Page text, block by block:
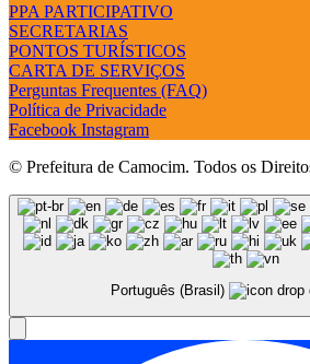
PPA PARTICIPATIVO
SECRETARIAS
PONTOS TURÍSTICOS
CARTA DE SERVIÇOS
Perguntas Frequentes (FAQ)
Política de Privacidade
Facebook Instagram
© Prefeitura de Camocim. Todos os
Português (Brasil)